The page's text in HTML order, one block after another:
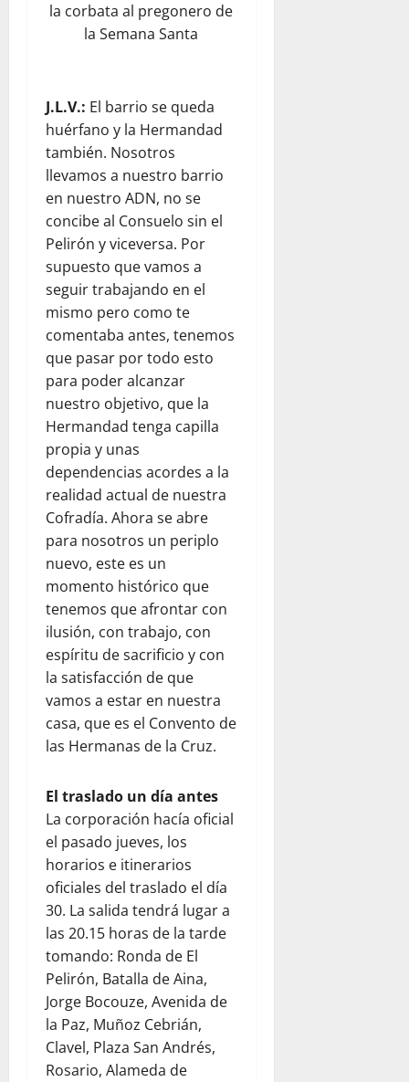
la corbata al pregonero de
la Semana Santa
J.L.V.: El barrio se queda
huérfano y la Hermandad
también. Nosotros
llevamos a nuestro barrio
en nuestro ADN, no se
concibe al Consuelo sin el
Pelirón y viceversa. Por
supuesto que vamos a
seguir trabajando en el
mismo pero como te
comentaba antes, tenemos
que pasar por todo esto
para poder alcanzar
nuestro objetivo, que la
Hermandad tenga capilla
propia y unas
dependencias acordes a la
realidad actual de nuestra
Cofradía. Ahora se abre
para nosotros un periplo
nuevo, este es un
momento histórico que
tenemos que afrontar con
ilusión, con trabajo, con
espíritu de sacrificio y con
la satisfacción de que
vamos a estar en nuestra
casa, que es el Convento de
las Hermanas de la Cruz.
El traslado un día antes
La corporación hacía oficial
el pasado jueves, los
horarios e itinerarios
oficiales del traslado el día
30. La salida tendrá lugar a
las 20.15 horas de la tarde
tomando: Ronda de El
Pelirón, Batalla de Aina,
Jorge Bocouze, Avenida de
la Paz, Muñoz Cebrián,
Clavel, Plaza San Andrés,
Rosario, Alameda de